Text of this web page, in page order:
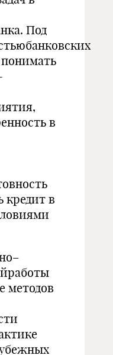
Под
понимать
в
кредит в
методов